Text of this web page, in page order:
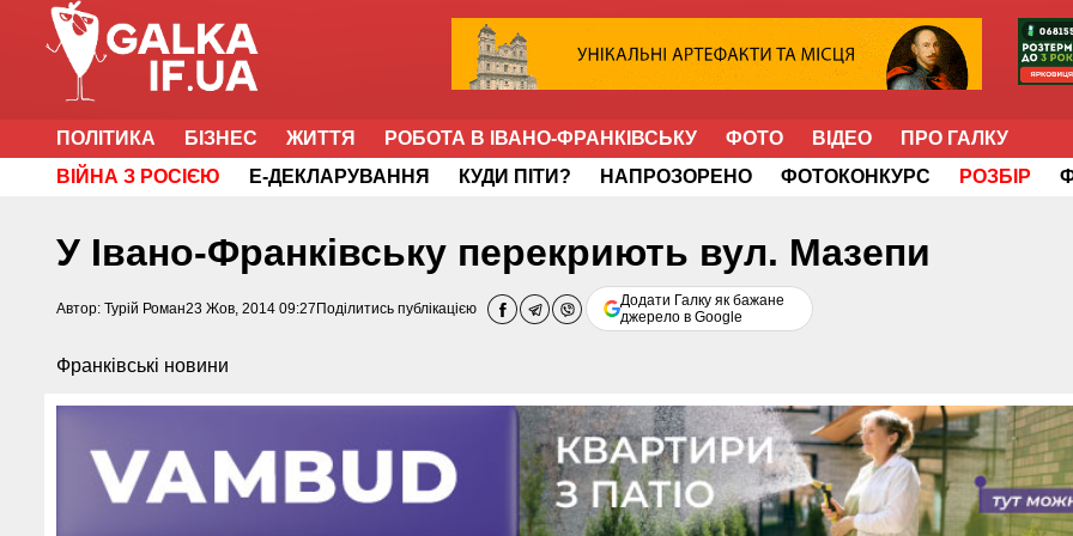
ПОЛІТИКА БІЗНЕС ЖИТТЯ РОБОТА В ІВАНО-ФРАНКІВСЬКУ ФОТО ВІДЕО
ПРО ГАЛКУ
ВІЙНА З РОСІЄЮ
Е-ДЕКЛАРУВАННЯ КУДИ ПІТИ? НАПРОЗОРЕНО ФОТОКОНКУРС РОЗБІР
У Івано-Франківську перекриють вул. Мазепи
Автор: Турій Роман23 Жов, 2014 09:27 Поділитись публікацією
Додати Галку як бажане
джерело в Google
Франківські новини